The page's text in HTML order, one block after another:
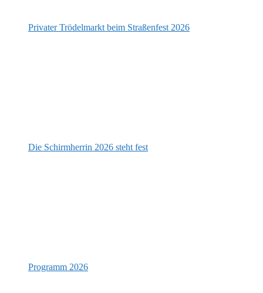
Privater Trödelmarkt beim Straßenfest 2026
Die Schirmherrin 2026 steht fest
Programm 2026